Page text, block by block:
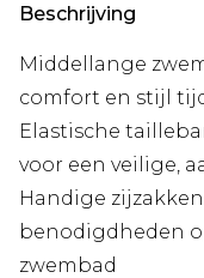
Beschrijving
Middellange
comfort en stijl
Elastische
voor een veilige,
Handige
benodigdheden
zwembad